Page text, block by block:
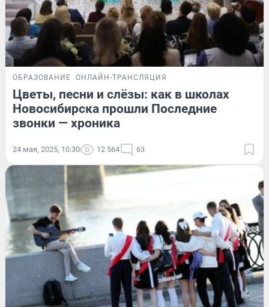
ОБРАЗОВАНИЕ ОНЛАЙН-ТРАНСЛЯЦИЯ
Цветы, песни и слёзы: как в школах
Новосибирска прошли Последние
звонки — хроника
24 мая, 2025, 10:30 12 564 63